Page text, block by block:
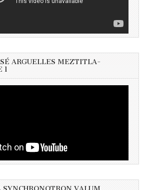
ARGUELLES MEZTITLA-
1